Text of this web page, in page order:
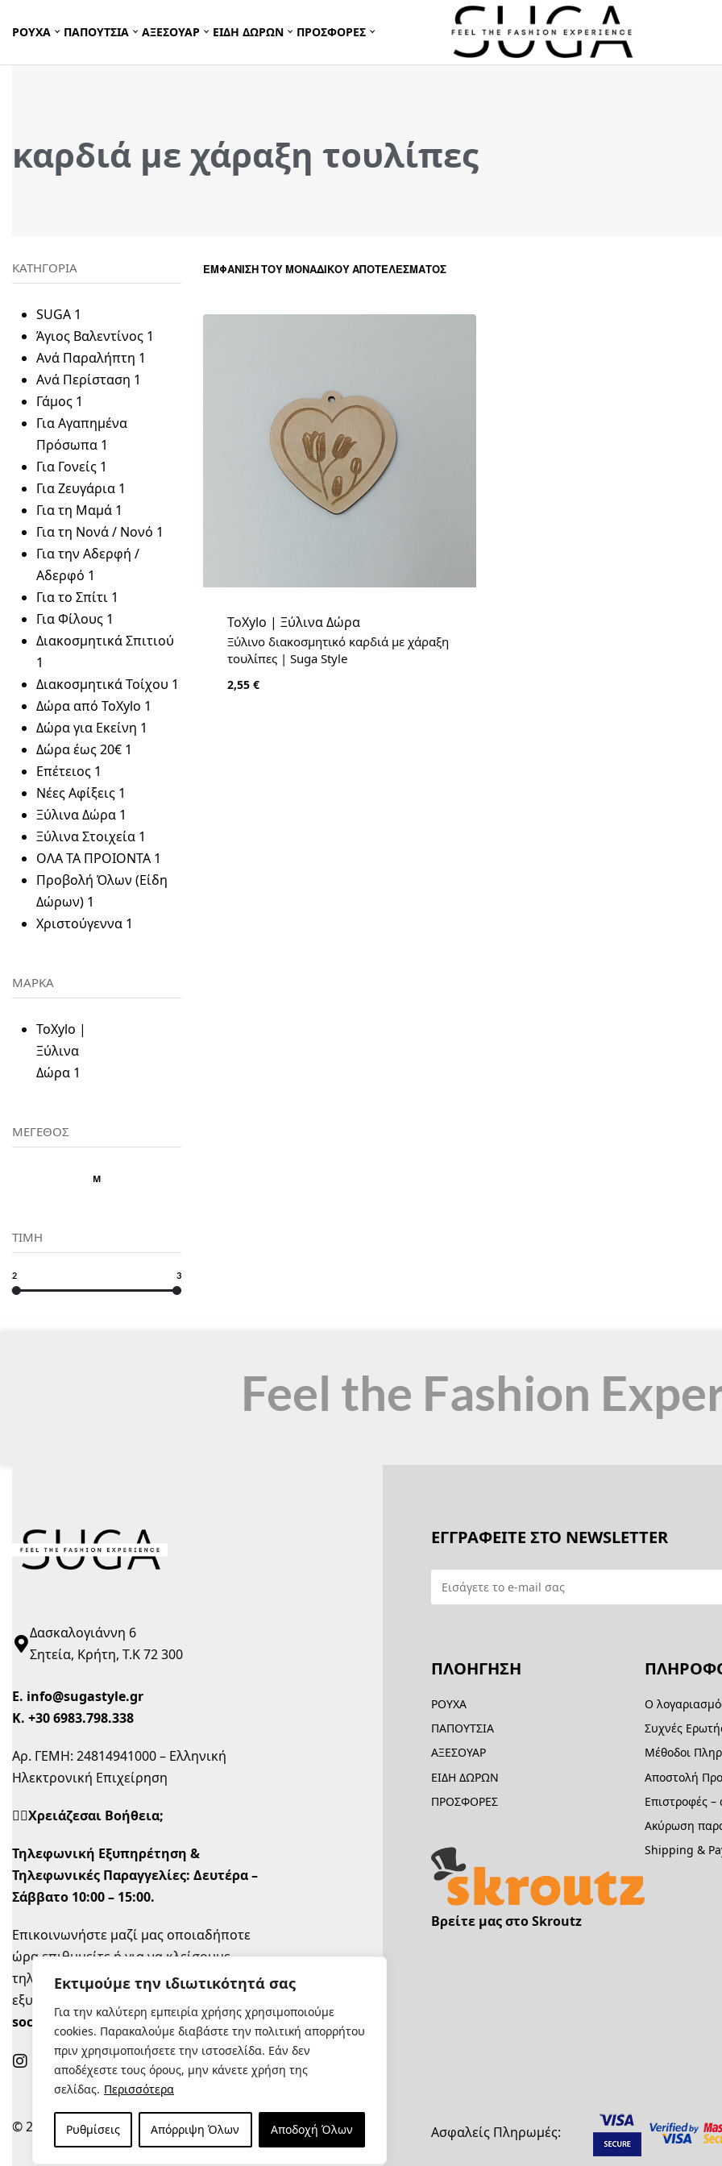
Εκτιμούμε την ιδιωτικότητά σας
Για την καλύτερη εμπειρία χρήσης χρησιμοποιούμε
cookies. Παρακαλούμε διαβάστε την πολιτική απορρήτου
πριν χρησιμοποιήσετε την ιστοσελίδα. Εάν δεν
αποδέχεστε τους όρους, μην κάνετε χρήση της
σελίδας. Περισσότερα
Ρυθμίσεις Απόρριψη Όλων Αποδοχή Όλων
ΡΟΥΧΑ ΠΑΠΟΥΤΣΙΑ ΑΞΕΣΟΥΑΡ ΕΙΔΗ ΔΩΡΩΝ ΠΡΟΣΦΟΡΕΣ
καρδιά με χάραξη τουλίπες
ΚΑΤΗΓΟΡΙΑ
SUGA 1
Άγιος Βαλεντίνος 1
Ανά Παραλήπτη 1
Ανά Περίσταση 1
Γάμος 1
Για Αγαπημένα
Πρόσωπα 1
Για Γονείς 1
Για Ζευγάρια 1
Για τη Μαμά 1
Για τη Νονά / Νονό 1
Για την Αδερφή /
Αδερφό 1
Για το Σπίτι 1
Για Φίλους 1
Διακοσμητικά Σπιτιού
1
Διακοσμητικά Τοίχου 1
Δώρα από ToXylo 1
Δώρα για Εκείνη 1
Δώρα έως 20€ 1
Επέτειος 1
Νέες Αφίξεις 1
Ξύλινα Δώρα 1
Ξύλινα Στοιχεία 1
ΟΛΑ ΤΑ ΠΡΟΙΟΝΤΑ 1
Προβολή Όλων (Είδη
Δώρων) 1
Χριστούγεννα 1
ΜΑΡΚΑ
ToXylo |
Ξύλινα
Δώρα 1
ΜΕΓΕΘΟΣ
M
ΤΙΜΗ
2 3
ΕΜΦΆΝΙΣΗ ΤΟΥ ΜΟΝΑΔΙΚΟΎ ΑΠΟΤΕΛΈΣΜΑΤΟΣ
ToXylo | Ξύλινα Δώρα
Ξύλινο διακοσμητικό καρδιά με χάραξη
τουλίπες | Suga Style
2,55 €
Feel the Fashion
Δασκαλογιάννη 6
Σητεία, Κρήτη, Τ.Κ 72 300
Ε. info@sugastyle.gr
Κ. +30 6983.798.338
Αρ. ΓΕΜΗ: 24814941000 – Ελληνική
Ηλεκτρονική Επιχείρηση
🙋‍♀️Χρειάζεσαι Βοήθεια;
Τηλεφωνική Εξυπηρέτηση &
Τηλεφωνικές Παραγγελίες: Δευτέρα –
Σάββατο 10:00 – 15:00.
Επικοινωνήστε μαζί μας οποιαδήποτε
ώρα επιθυμείτε ή για να κλείσουμε
τηλεφωνικό ραντεβού την ώρα που σας
εξυπηρετεί στο
social
.
ΕΓΓΡΑΦΕΙΤΕ ΣΤΟ NEWSLETTER
ΠΛΟΗΓΗΣΗ
ΡΟΥΧΑ
ΠΑΠΟΥΤΣΙΑ
ΑΞΕΣΟΥΑΡ
ΕΙΔΗ ΔΩΡΩΝ
ΠΡΟΣΦΟΡΕΣ
Βρείτε μας στο Skroutz
Ο
Συχνές
Μέθοδοι
Αποστολή
Επιστροφές –
Ακύρωση
Shipping &
© 2022 |Κατασκευή Eshop Ασφαλείς Πληρωμές: